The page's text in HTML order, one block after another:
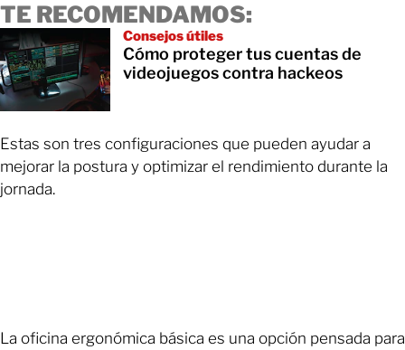
TE RECOMENDAMOS:
Consejos útiles
Cómo proteger tus cuentas de
videojuegos contra hackeos
Estas son tres configuraciones que pueden ayudar a
mejorar la postura y optimizar el rendimiento durante la
jornada.
La oficina ergonómica básica es una opción pensada para